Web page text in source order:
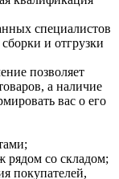
специалистов
и отгрузки
позволяет
а наличие
вас о его
рядом со складом;
покупателей,